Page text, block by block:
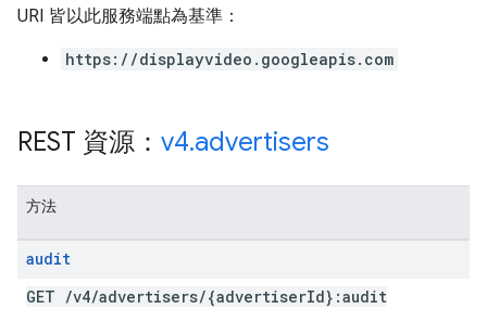
URI 皆以此服務端點為基準：
https://displayvideo.googleapis.com
REST 資源： v4.advertisers
方法
audit
GET /v4/advertisers/{advertiserId}:audit